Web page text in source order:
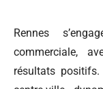
Rennes
commerciale,
résultats